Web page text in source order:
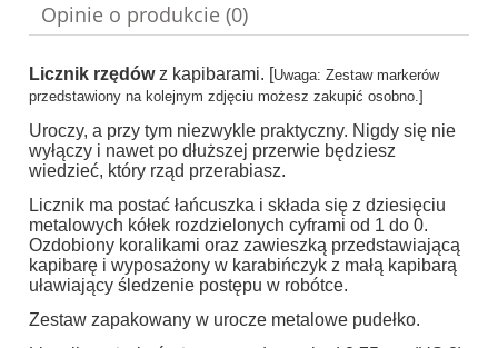
Opinie o produkcie (0)
Licznik rzędów z kapibarami. [Uwaga: Zestaw markerów
przedstawiony na kolejnym zdjęciu możesz zakupić osobno.]
Uroczy, a przy tym niezwykle praktyczny. Nigdy się nie
wyłączy i nawet po dłuższej przerwie będziesz
wiedzieć, który rząd przerabiasz.
Licznik ma postać łańcuszka i składa się z dziesięciu
metalowych kółek rozdzielonych cyframi od 1 do 0.
Ozdobiony koralikami oraz zawieszką przedstawiającą
kapibarę i wyposażony w karabińczyk z małą kapibarą
uławiający śledzenie postępu w robótce.
Zestaw zapakowany w urocze metalowe pudełko.